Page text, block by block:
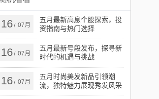
16/ 07月
五月最新高息个股探索，投
资指南与热门选择
16/ 07月
五月最新号段发布，探寻新
时代的机遇与挑战
16/ 07月
五月时尚美发新品引领潮
流，独特魅力展现秀发风采